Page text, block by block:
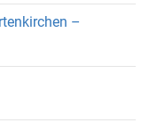
–